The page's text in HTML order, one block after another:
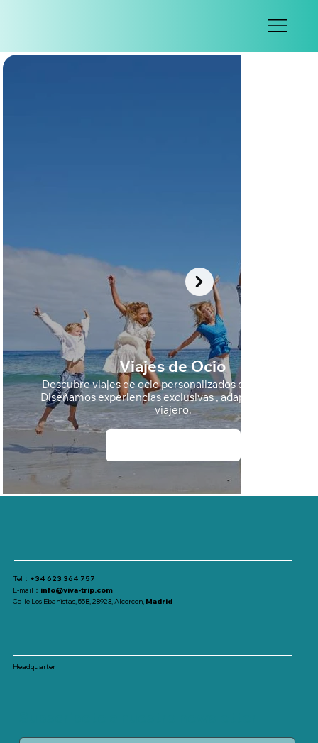
Viajes de Ocio
Descubre viajes de ocio personalizados con Viva Trip.
Diseñamos experiencias exclusivas , adaptadas a cada
viajero.
Tel： +34 623 364 757
E-mail： info@viva-trip.com
Calle Los Ebanistas, 55B, 28923, Alcorcon, Madrid
Headquarter